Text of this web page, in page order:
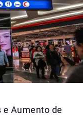
e Aumento de